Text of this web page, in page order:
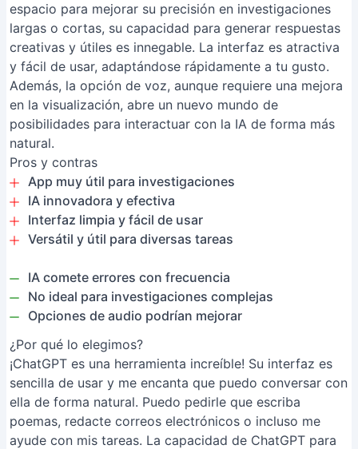
espacio para mejorar su precisión en investigaciones
largas o cortas, su capacidad para generar respuestas
creativas y útiles es innegable. La interfaz es atractiva
y fácil de usar, adaptándose rápidamente a tu gusto.
Además, la opción de voz, aunque requiere una mejora
en la visualización, abre un nuevo mundo de
posibilidades para interactuar con la IA de forma más
natural.
Pros y contras
App muy útil para investigaciones
IA innovadora y efectiva
Interfaz limpia y fácil de usar
Versátil y útil para diversas tareas
IA comete errores con frecuencia
No ideal para investigaciones complejas
Opciones de audio podrían mejorar
¿Por qué lo elegimos?
¡ChatGPT es una herramienta increíble! Su interfaz es
sencilla de usar y me encanta que puedo conversar con
ella de forma natural. Puedo pedirle que escriba
poemas, redacte correos electrónicos o incluso me
ayude con mis tareas. La capacidad de ChatGPT para